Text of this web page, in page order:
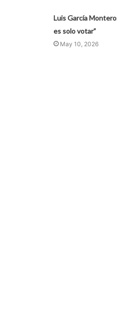
Luis García
es solo votar”
May 10, 2026